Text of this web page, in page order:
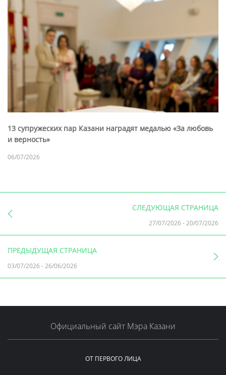
13 супружеских пар Казани наградят медалью «За любовь
и верность»
06/07/2026
СЛЕДУЮЩАЯ СТРАНИЦА
27/07/2026 -20/07/2026
ПРЕДЫДУЩАЯ СТРАНИЦА
03/07/2026 -26/06/2026
Официальный сайт Мэра Казани
ОТ ПЕРВОГО ЛИЦА